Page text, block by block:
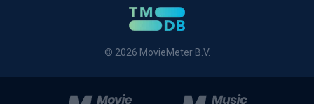
© 2026 MovieMeter B.V.